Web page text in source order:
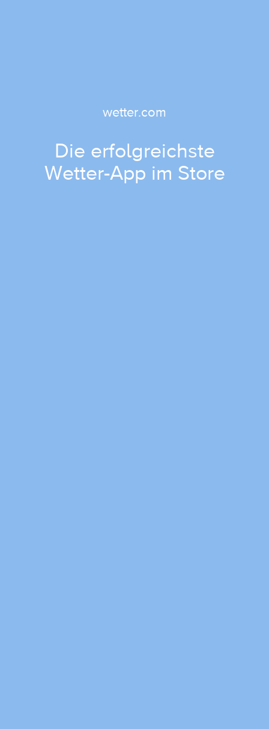
wetter.com
Die erfolgreichste
Wetter-App im Store